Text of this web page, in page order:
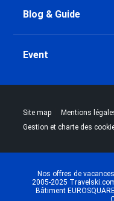
Blog & Guide
Event
Site map |Mentions
Gestion et charte des
Nos offres de
2005-2025
Bâtiment